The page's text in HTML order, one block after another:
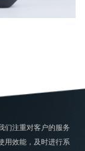
们注重对客户的服务
用效能，及时进行系